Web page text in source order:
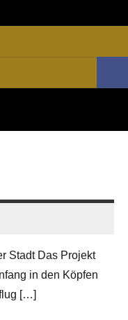
Stadt Das Projekt
in den Köpfen
[…]